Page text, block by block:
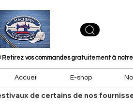
Retirez vos commandes gratuitement à
Accueil E-shop
de certains de nos